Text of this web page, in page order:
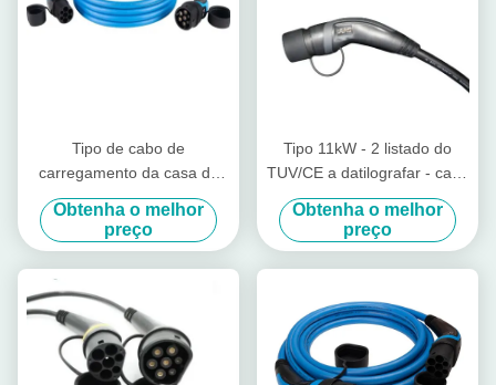
Tipo de cabo de
carregamento da casa da
American National Standard
32A 250V EV - 2 a
datilografar - cabo 2 de
carregamento
Obtenha o melhor
preço
Tipo 11kW - 2 listado do
TUV/CE a datilografar - cabo
de carregamento de 2 EV
para Zoe
Obtenha o melhor
preço